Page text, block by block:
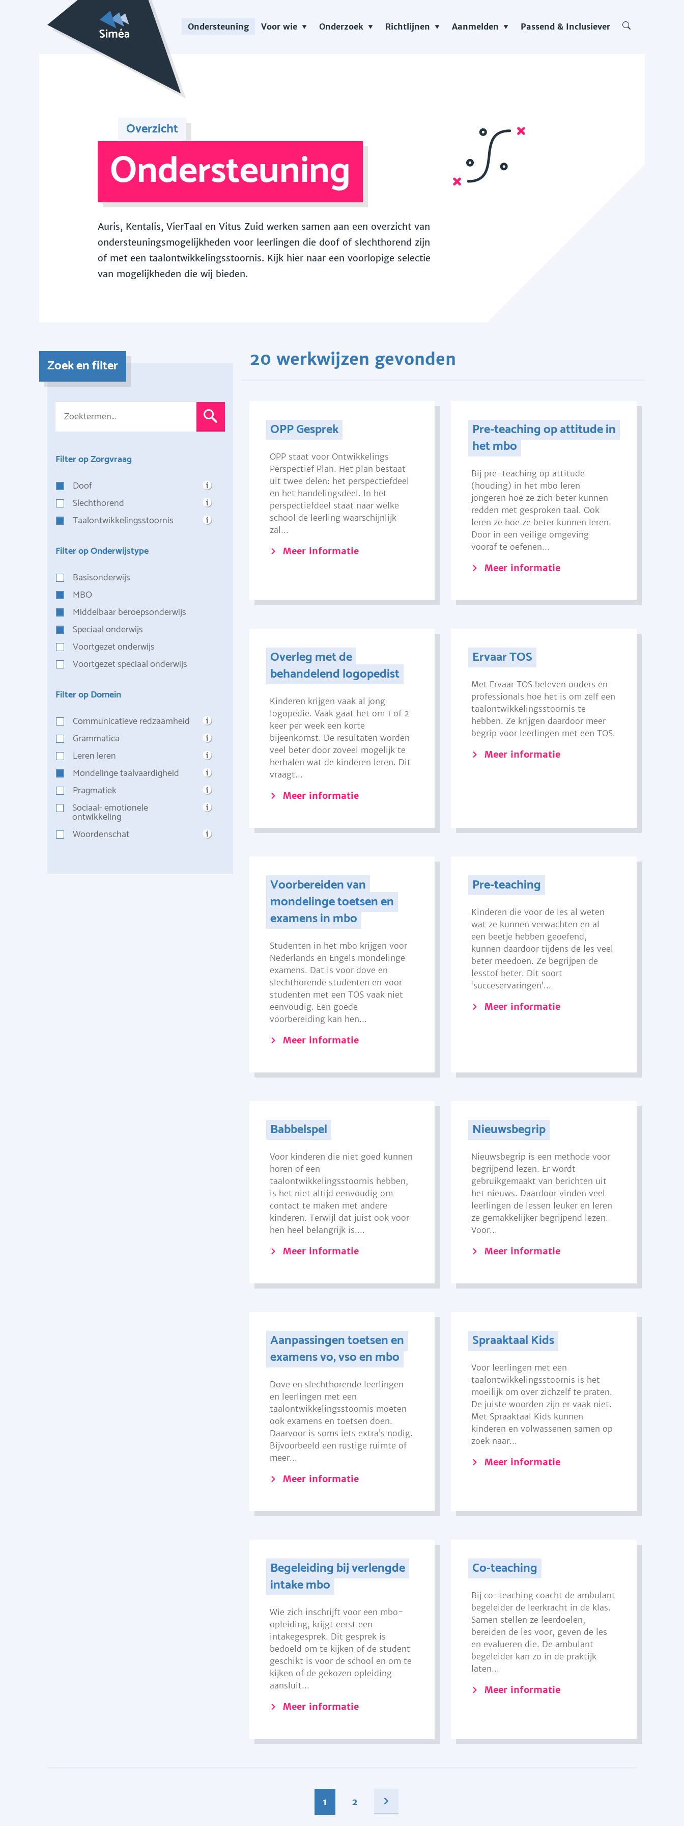
Ondersteuning Voor wie Onderzoek Richtlijnen Aanmelden Passend & Inclusiever
Overzicht
Ondersteuning
Auris, Kentalis, VierTaal en Vitus Zuid werken samen aan een overzicht van
ondersteuningsmogelijkheden voor leerlingen die doof of slechthorend zijn
of met een taalontwikkelingsstoornis. Kijk hier naar een voorlopige selectie
van mogelijkheden die wij bieden.
Zoek en filter
Filter op Zorgvraag
Doof
Slechthorend
Taalontwikkelingsstoornis
Filter op Onderwijstype
Basisonderwijs
MBO
Middelbaar beroepsonderwijs
Speciaal onderwijs
Voortgezet onderwijs
Voortgezet speciaal onderwijs
Filter op Domein
Communicatieve redzaamheid
Grammatica
Leren leren
Mondelinge taalvaardigheid
Pragmatiek
Sociaal- emotionele
ontwikkeling
Woordenschat
20 werkwijzen gevonden
OPP Gesprek
OPP staat voor Ontwikkelings
Perspectief Plan. Het plan bestaat
uit twee delen: het perspectiefdeel
en het handelingsdeel. In het
perspectiefdeel staat naar welke
school de leerling waarschijnlijk
zal...
Meer informatie
Pre-teaching op attitude in
het mbo
Bij pre-teaching op attitude
(houding) in het mbo leren
jongeren hoe ze zich beter kunnen
redden met gesproken taal. Ook
leren ze hoe ze beter kunnen leren.
Door in een veilige omgeving
vooraf te oefenen...
Meer informatie
Overleg met de
behandelend logopedist
Kinderen krijgen vaak al jong
logopedie. Vaak gaat het om 1 of 2
keer per week een korte
bijeenkomst. De resultaten worden
veel beter door zoveel mogelijk te
herhalen wat de kinderen leren. Dit
vraagt...
Meer informatie
Ervaar TOS
Met Ervaar TOS beleven ouders en
professionals hoe het is om zelf een
taalontwikkelingsstoornis te
hebben. Ze krijgen daardoor meer
begrip voor leerlingen met een TOS.
Meer informatie
Voorbereiden van
mondelinge toetsen en
examens in mbo
Studenten in het mbo krijgen voor
Nederlands en Engels mondelinge
examens. Dat is voor dove en
slechthorende studenten en voor
studenten met een TOS vaak niet
eenvoudig. Een goede
voorbereiding kan hen...
Meer informatie
Pre-teaching
Kinderen die voor de les al weten
wat ze kunnen verwachten en al
een beetje hebben geoefend,
kunnen daardoor tijdens de les veel
beter meedoen. Ze begrijpen de
lesstof beter. Dit soort
‘succeservaringen’...
Meer informatie
Babbelspel
Voor kinderen die niet goed kunnen
horen of een
taalontwikkelingsstoornis hebben,
is het niet altijd eenvoudig om
contact te maken met andere
kinderen. Terwijl dat juist ook voor
hen heel belangrijk is....
Meer informatie
Nieuwsbegrip
Nieuwsbegrip is een methode voor
begrijpend lezen. Er wordt
gebruikgemaakt van berichten uit
het nieuws. Daardoor vinden veel
leerlingen de lessen leuker en leren
ze gemakkelijker begrijpend lezen.
Voor...
Meer informatie
Aanpassingen toetsen en
examens vo, vso en mbo
Dove en slechthorende leerlingen
en leerlingen met een
taalontwikkelingsstoornis moeten
ook examens en toetsen doen.
Daarvoor is soms iets extra’s nodig.
Bijvoorbeeld een rustige ruimte of
meer...
Meer informatie
Spraaktaal Kids
Voor leerlingen met een
taalontwikkelingsstoornis is het
moeilijk om over zichzelf te praten.
De juiste woorden zijn er vaak niet.
Met Spraaktaal Kids kunnen
kinderen en volwassenen samen op
zoek naar...
Meer informatie
Begeleiding bij verlengde
intake mbo
Wie zich inschrijft voor een mbo-
opleiding, krijgt eerst een
intakegesprek. Dit gesprek is
bedoeld om te kijken of de student
geschikt is voor de school en om te
kijken of de gekozen opleiding
aansluit...
Meer informatie
Co-teaching
Bij co-teaching coacht de ambulant
begeleider de leerkracht in de klas.
Samen stellen ze leerdoelen,
bereiden de les voor, geven de les
en evalueren die. De ambulant
begeleider kan zo in de praktijk
laten...
Meer informatie
1 2